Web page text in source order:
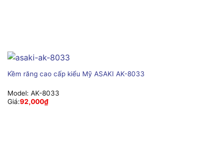
Kềm răng cao cấp kiểu Mỹ ASAKI AK-8033
Model: AK-8033
Giá:92,000₫